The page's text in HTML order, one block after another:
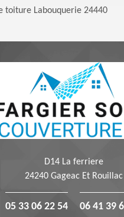
toiture Labouquerie 24440
D14 La ferriere
24240 Gageac Et Rouillac
05 33 06 22 54 06 41 39